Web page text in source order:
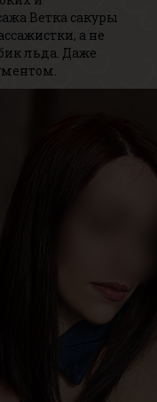
Ветка сакуры
а не
льда. Даже